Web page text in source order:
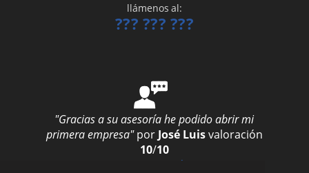
llámenos al:
??? ??? ???
"Gracias a su asesoría he podido abrir mi
primera empresa" por José Luisvaloración
10/10
Enviar opinión